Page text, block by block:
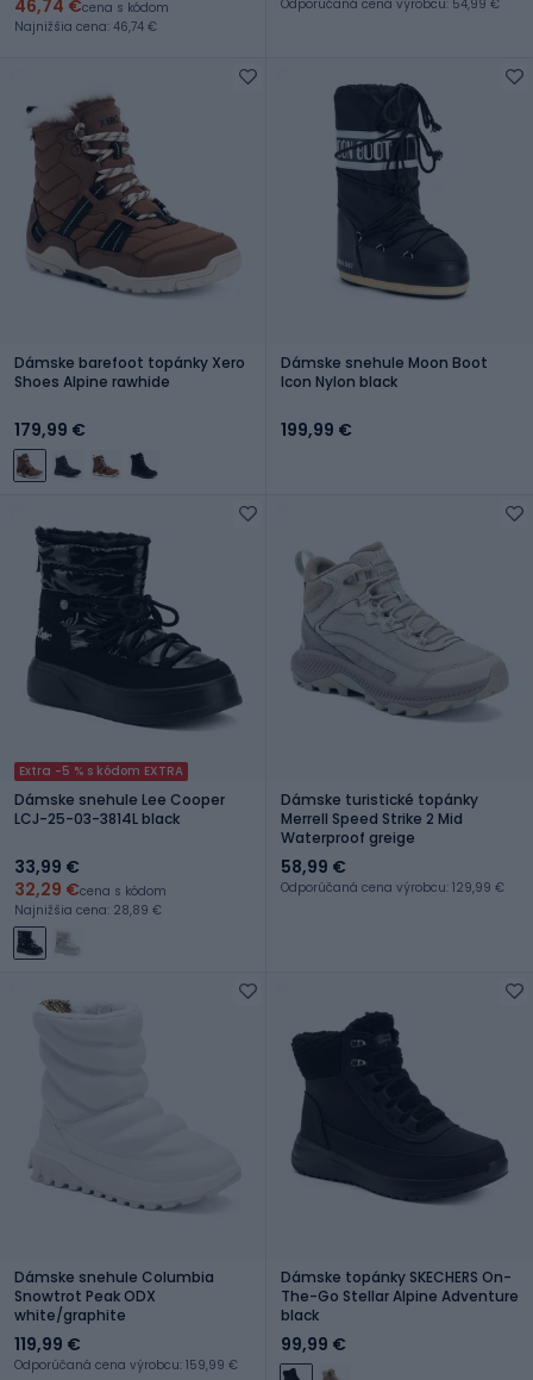
46,74 €cena s kódom
Najnižšia cena: 46,74 €
Odporúčaná cena výrobcu: 54,99 €
Dámske barefoot topánky Xero
Shoes Alpine rawhide
179,99 €
Dámske snehule Moon Boot
Icon Nylon black
199,99 €
Extra -5 % s kódom EXTRA
Dámske snehule Lee Cooper
LCJ-25-03-3814L black
33,99 €
32,29 €cena s kódom
Najnižšia cena: 28,89 €
Dámske turistické topánky
Merrell Speed Strike 2 Mid
Waterproof greige
58,99 €
Odporúčaná cena výrobcu: 129,99 €
Dámske snehule Columbia
Snowtrot Peak ODX
white/graphite
119,99 €
Odporúčaná cena výrobcu: 159,99 €
Dámske topánky SKECHERS On-
The-Go Stellar Alpine Adventure
black
99,99 €